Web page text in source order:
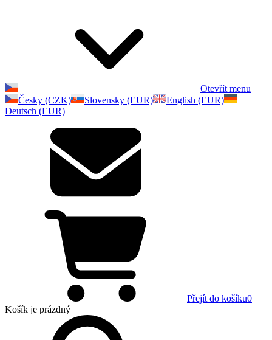
Otevřít menu
Česky (CZK)
Slovensky (EUR)
English (EUR)
Deutsch (EUR)
Přejít do košíku0
Košík je prázdný